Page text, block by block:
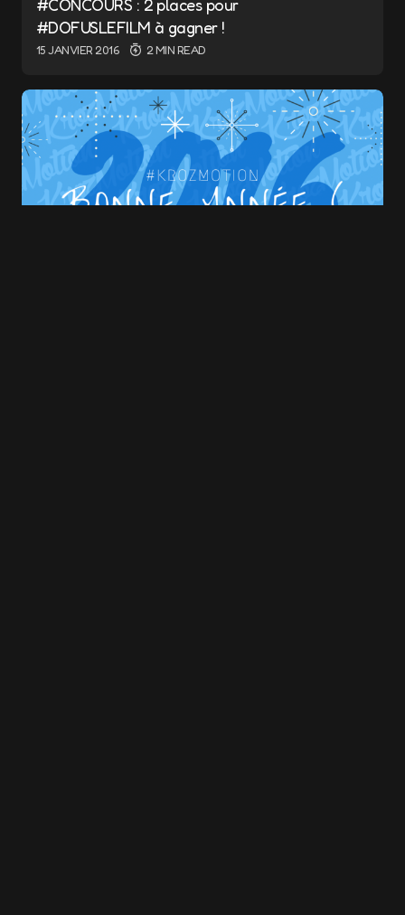
Name*
E-mail*
Save my name and e-mail in this browser for
the next time I comment.
#CONCOURS : 2 places pour
#DOFUSLEFILM à gagner !
15 JANVIER 2016 2 MIN READ